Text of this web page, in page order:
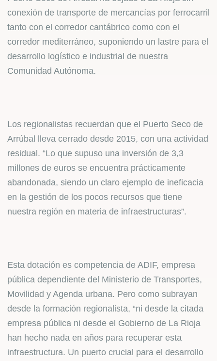
conexión de transporte de mercancías por ferrocarril
tanto con el corredor cantábrico como con el
corredor mediterráneo, suponiendo un lastre para el
desarrollo logístico e industrial de nuestra
Comunidad Autónoma.
Los regionalistas recuerdan que el Puerto Seco de
Arrúbal lleva cerrado desde 2015, con una actividad
residual. “Lo que supuso una inversión de 3,3
millones de euros se encuentra prácticamente
abandonada, siendo un claro ejemplo de ineficacia
en la gestión de los pocos recursos que tiene
nuestra región en materia de infraestructuras”.
Esta dotación es competencia de ADIF, empresa
pública dependiente del Ministerio de Transportes,
Movilidad y Agenda urbana. Pero como subrayan
desde la formación regionalista, “ni desde la citada
empresa pública ni desde el Gobierno de La Rioja
han hecho nada en años para recuperar esta
infraestructura. Un puerto crucial para el desarrollo